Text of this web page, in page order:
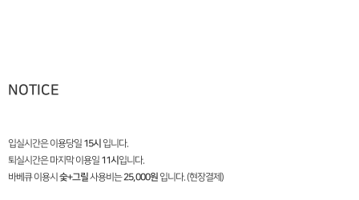
NOTICE
입실시간은 이용당일 15시 입니다.
퇴실시간은 마지막 이용일 11시 입니다.
바베큐 이용시숯+그릴사용비는25,000원 입니다. (현장결제)